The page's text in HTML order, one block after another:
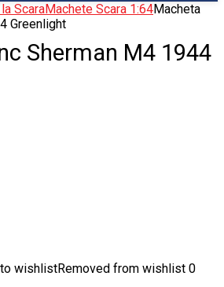
ScaraMachete Scara 1:64Macheta
Greenlight
Sherman M4 1944
wishlistRemoved from wishlist 0